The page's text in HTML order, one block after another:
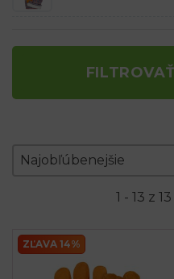
Zoradenie
Sort content
Najobľúbenejšie
Sort content
1 - 13 z
ZĽAVA 14%